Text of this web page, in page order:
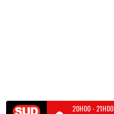
20H00- 21H00